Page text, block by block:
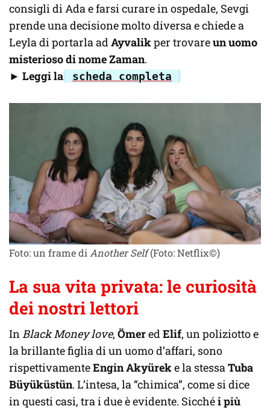
consigli di Ada e farsi curare in ospedale, Sevgi
prende una decisione molto diversa e chiede a
Leyla di portarla ad Ayvalikper trovareun uomo
misterioso di nome Zaman.
► Leggi la scheda completa
Foto: un frame di Another Self(Foto: Netflix©)
La sua vita privata: le curiosità
dei nostri lettori
InBlack Money love, ÖmeredElif, un poliziotto e
la brillante figlia di un uomo d’affari, sono
rispettivamenteEngin Akyüreke la stessaTuba
Büyüküstün. L’intesa, la “chimica”, come si dice
in questi casi, tra i due è evidente. Sicchéi più